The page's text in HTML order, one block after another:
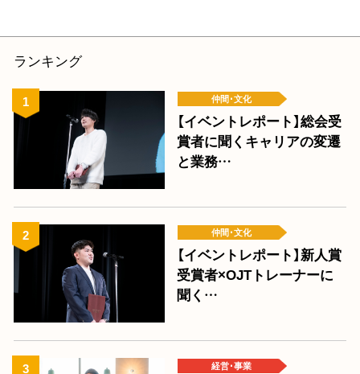
ランキング
仲間･文化
【イベントレポート】総会受
賞者に聞くキャリアの変遷
と業務…
仲間･文化
【イベントレポート】新人賞
受賞者×OJTトレーナーに
聞く…
経営･事業